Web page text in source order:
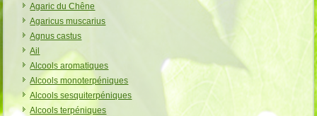
Agaric du Chêne
Agaricus muscarius
Agnus castus
Ail
Alcools aromatiques
Alcools monoterpéniques
Alcools sesquiterpéniques
Alcools terpéniques